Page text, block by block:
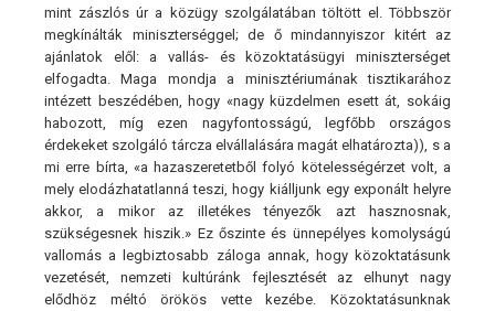
mint zászlós úr a közügy szolgálatában töltött el. Többször
megkínálták miniszterséggel; de ő mindannyiszor kitért az
ajánlatok elől: a vallás- és közoktatásügyi miniszterséget
elfogadta. Maga mondja a minisztériumának tisztikarához
intézett beszédében, hogy «nagy küzdelmen esett át, sokáig
habozott, míg ezen nagyfontosságú, legfőbb országos
érdekeket szolgáló tárcza elvállalására magát elhatározta)), s a
mi erre bírta, «a hazaszeretetből folyó kötelességérzet volt, a
mely elodázhatatlanná teszi, hogy kiálljunk egy exponált helyre
akkor, a mikor az illetékes tényezők azt hasznosnak,
szükségesnek hiszik.» Ez őszinte és ünnepélyes komolyságú
vallomás a legbiztosabb záloga annak, hogy közoktatásunk
vezetését, nemzeti kultúránk fejlesztését az elhunyt nagy
elődhöz méltó örökös vette kezébe. Közoktatásunknak